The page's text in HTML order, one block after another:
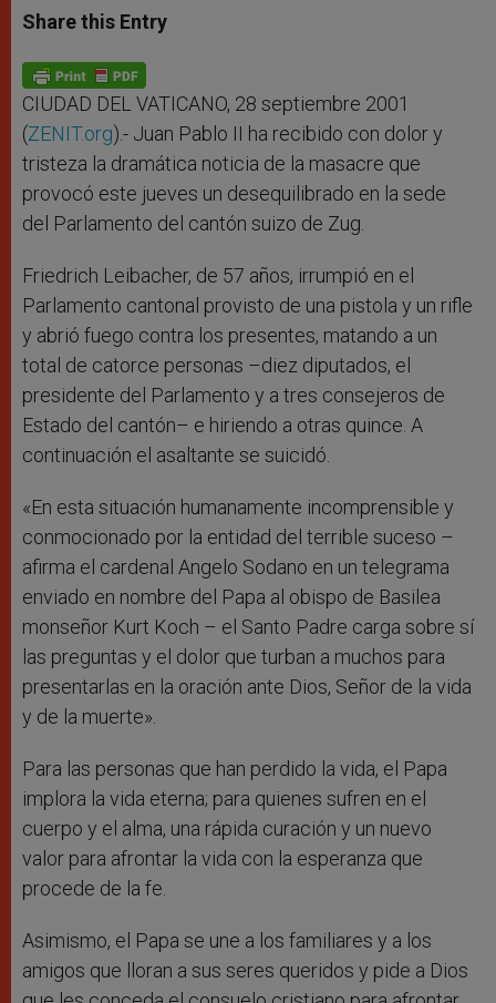
t
s
p
p
s
e
g
e
r
e
b
o
k
Share this Entry
CIUDAD DEL VATICANO, 28 septiembre 2001
(ZENIT.org).- Juan Pablo II ha recibido con dolor y
tristeza la dramática noticia de la masacre que
provocó este jueves un desequilibrado en la sede
del Parlamento del cantón suizo de Zug.
Friedrich Leibacher, de 57 años, irrumpió en el
Parlamento cantonal provisto de una pistola y un rifle
y abrió fuego contra los presentes, matando a un
total de catorce personas –diez diputados, el
presidente del Parlamento y a tres consejeros de
Estado del cantón– e hiriendo a otras quince. A
continuación el asaltante se suicidó.
«En esta situación humanamente incomprensible y
conmocionado por la entidad del terrible suceso –
afirma el cardenal Angelo Sodano en un telegrama
enviado en nombre del Papa al obispo de Basilea
monseñor Kurt Koch – el Santo Padre carga sobre sí
las preguntas y el dolor que turban a muchos para
presentarlas en la oración ante Dios, Señor de la vida
y de la muerte».
Para las personas que han perdido la vida, el Papa
implora la vida eterna; para quienes sufren en el
cuerpo y el alma, una rápida curación y un nuevo
valor para afrontar la vida con la esperanza que
procede de la fe.
Asimismo, el Papa se une a los familiares y a los
amigos que lloran a sus seres queridos y pide a Dios